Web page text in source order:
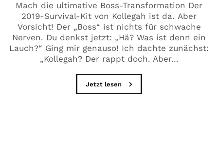
Mach die ultimative Boss-Transformation Der
2019-Survival-Kit von Kollegah ist da. Aber
Vorsicht! Der „Boss“ ist nichts für schwache
Nerven. Du denkst jetzt: „Hä? Was ist denn ein
Lauch?“ Ging mir genauso! Ich dachte zunächst:
„Kollegah? Der rappt doch. Aber...
Jetzt lesen